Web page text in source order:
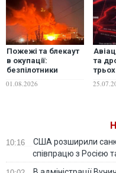
Пожежі та блекаут
в окупації:
безпілотники
атакували
енергетику у
01.08.2026
та
10:16
США розширили
співпрацю з Росією